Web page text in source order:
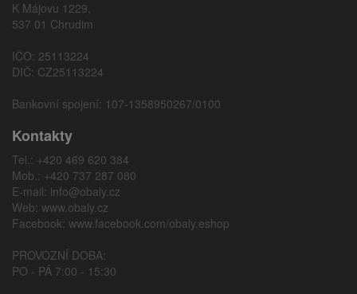
K Májovu 1229,
537 01 Chrudim
IČO: 25113224
DIČ: CZ25113224
Bankovní spojení: 107-1358950267/0100
Kontakty
Tel.: +420 469 620 384
Mob.: +420 737 287 080
E-mail: info@obaly.cz
Web: www.obaly.cz
Facebook: www.facebook.com/obaly.eshop
PROVOZNÍ DOBA:
PO - PÁ 7:00 - 15:30